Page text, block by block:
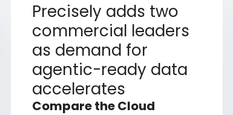
Precisely adds two
commercial leaders
as demand for
agentic-ready data
accelerates
Compare the Cloud